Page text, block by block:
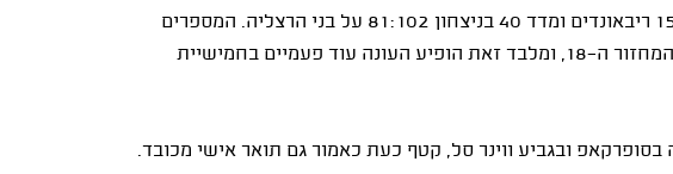
202324, אז עוד שיחק בהפועל חולון), 15 ריבאונדים ומדד 40 בניצחון 81:102 על בני הרצליה. המספרים
המרשימים הללו זיכו אותו בתואר שחקן המחזור ה-18, ומלבד זאת הופיע העונה עוד פעמיים בחמישיית
ובגביע ווינר סל, קטף כעת כאמור גם תואר אישי מכובד.